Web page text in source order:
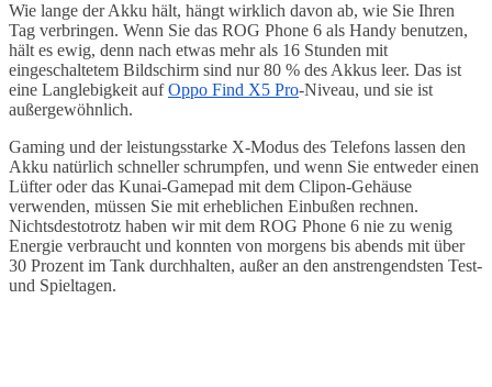
Wie lange der Akku hält, hängt wirklich davon ab, wie Sie Ihren
Tag verbringen. Wenn Sie das ROG Phone 6 als Handy benutzen,
hält es ewig, denn nach etwas mehr als 16 Stunden mit
eingeschaltetem Bildschirm sind nur 80 % des Akkus leer. Das ist
eine Langlebigkeit aufOppo Find X5 Pro-Niveau, und sie ist
außergewöhnlich.
Gaming und der leistungsstarke X-Modus des Telefons lassen den
Akku natürlich schneller schrumpfen, und wenn Sie entweder einen
Lüfter oder das Kunai-Gamepad mit dem Clipon-Gehäuse
verwenden, müssen Sie mit erheblichen Einbußen rechnen.
Nichtsdestotrotz haben wir mit dem ROG Phone 6 nie zu wenig
Energie verbraucht und konnten von morgens bis abends mit über
30 Prozent im Tank durchhalten, außer an den anstrengendsten Test-
und Spieltagen.